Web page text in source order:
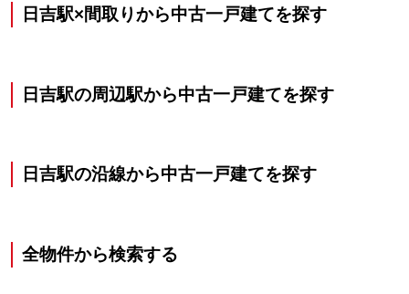
日吉駅×間取りから中古一戸建てを探す
日吉駅の周辺駅から中古一戸建てを探す
日吉駅の沿線から中古一戸建てを探す
全物件から検索する